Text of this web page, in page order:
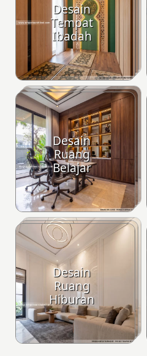
Desain
Tempat
Ibadah
Desain
Ruang
Belajar
Desain
Ruang
Hiburan